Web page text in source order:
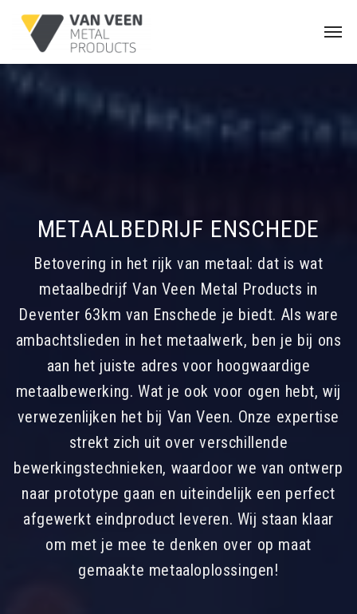
METAALBEDRIJF ENSCHEDE
Betovering in het rijk van metaal: dat is wat
metaalbedrijf Van Veen Metal Products in
Deventer 63km van Enschede je biedt. Als ware
ambachtslieden in het metaalwerk, ben je bij ons
aan het juiste adres voor hoogwaardige
metaalbewerking. Wat je ook voor ogen hebt, wij
verwezenlijken het bij Van Veen. Onze expertise
strekt zich uit over verschillende
bewerkingstechnieken, waardoor we van ontwerp
naar prototype gaan en uiteindelijk een perfect
afgewerkt eindproduct leveren. Wij staan klaar
om met je mee te denken over op maat
gemaakte metaaloplossingen!